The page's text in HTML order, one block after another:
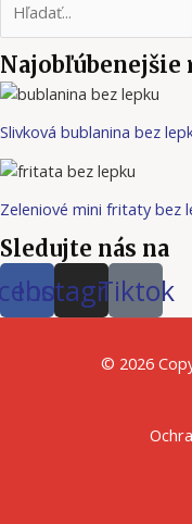
Najobľúbenejšie
Slivková bublanina bez
Zeleniové mini fritaty bez
Sledujte nás na
Instagram
Tiktok
© 2026